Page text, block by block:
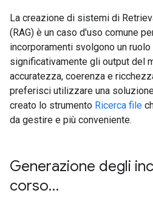
La creazione di sistemi di
(RAG) è un caso d'uso comune
incorporamenti svolgono un
significativamente gli output del
accuratezza, coerenza e
preferisci utilizzare una
creato lo strumento Ricerca file
da gestire e più conveniente.
Generazione degli
corso…